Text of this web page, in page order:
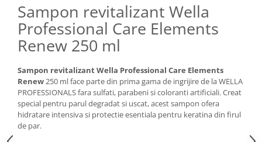
Sampon revitalizant Wella
Professional Care Elements
Renew 250 ml
Sampon revitalizant Wella Professional Care Elements
Renew250 ml face parte din prima gama de ingrijire de la WELLA
PROFESSIONALS fara sulfati, parabeni si coloranti artificiali. Creat
special pentru parul degradat si uscat, acest sampon ofera
hidratare intensiva si protectie esentiala pentru keratina din firul
de par.